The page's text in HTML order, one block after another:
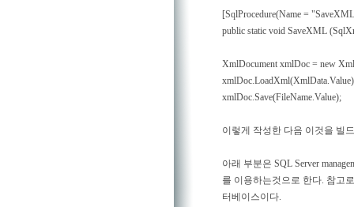
[SqlProcedure(Name =
public static void SaveXML
XmlDocument xmlDoc = new
xmlDoc.Save(FileName.Value);
이렇게 작성한 다음 이것을 빌
아래 부분은 SQL Server
를 이용하는것으로 한다. 참고
터베이스이다.